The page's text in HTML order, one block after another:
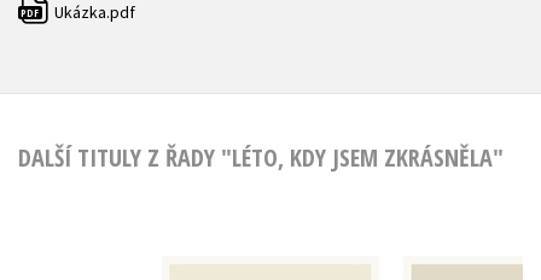
PDF Ukázka.pdf
DALŠÍ TITULY Z ŘADY "LÉTO, KDY JSEM ZKRÁSNĚLA"